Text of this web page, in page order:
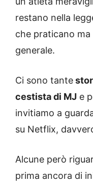
restano nella
che praticano
generale.
Ci sono tante
cestista di MJ e
invitiamo a
su Netflix,
Alcune però
prima ancora di